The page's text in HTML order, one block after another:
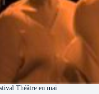
Théâtre en mai